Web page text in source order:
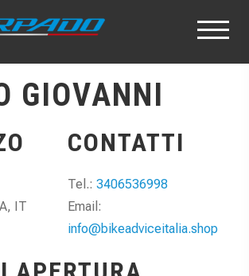
GIOVANNI
IT
CONTATTI
Tel.: 3406536998
Email:
info@bikeadviceitalia.shop